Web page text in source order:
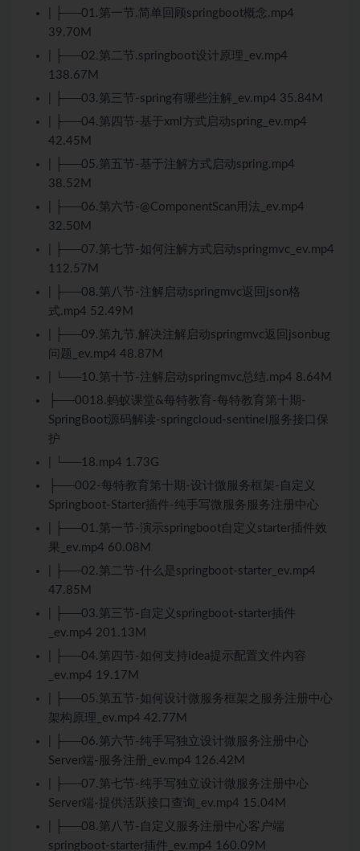
| ├──01.第一节.简单回顾springboot概念.mp4
39.70M
| ├──02.第二节.springboot设计原理_ev.mp4
138.67M
| ├──03.第三节-spring有哪些注解_ev.mp4 35.84M
| ├──04.第四节-基于xml方式启动spring_ev.mp4
42.45M
| ├──05.第五节-基于注解方式启动spring.mp4
38.52M
| ├──06.第六节-@ComponentScan用法_ev.mp4
32.50M
| ├──07.第七节-如何注解方式启动springmvc_ev.mp4
112.57M
| ├──08.第八节-注解启动springmvc返回json格
式.mp4 52.49M
| ├──09.第九节.解决注解启动springmvc返回jsonbug
问题_ev.mp4 48.87M
| └──10.第十节-注解启动springmvc总结.mp4 8.64M
├──0018.蚂蚁课堂&每特教育-每特教育第十期-
SpringBoot源码解读-springcloud-sentinel服务接口保
护
| └──18.mp4 1.73G
├──002-每特教育第十期-设计微服务框架-自定义
Springboot-Starter插件-纯手写微服务服务注册中心
| ├──01.第一节-演示springboot自定义starter插件效
果_ev.mp4 60.08M
| ├──02.第二节-什么是springboot-starter_ev.mp4
47.85M
| ├──03.第三节-自定义springboot-starter插件
_ev.mp4 201.13M
| ├──04.第四节-如何支持idea提示配置文件内容
_ev.mp4 19.17M
| ├──05.第五节-如何设计微服务框架之服务注册中心
架构原理_ev.mp4 42.77M
| ├──06.第六节-纯手写独立设计微服务注册中心
Server端-服务注册_ev.mp4 126.42M
| ├──07.第七节-纯手写独立设计微服务注册中心
Server端-提供活跃接口查询_ev.mp4 15.04M
| ├──08.第八节-自定义服务注册中心客户端
springboot-starter插件_ev.mp4 160.09M